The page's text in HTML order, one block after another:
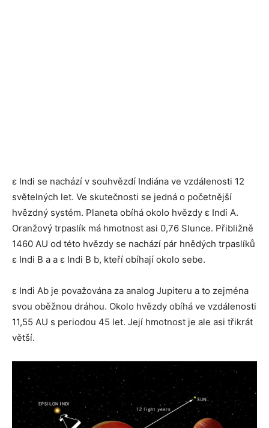
ε Indi se nachází v souhvězdí Indiána ve vzdálenosti 12
světelných let. Ve skutečnosti se jedná o početnější
hvězdný systém. Planeta obíhá okolo hvězdy ε Indi A.
Oranžový trpaslík má hmotnost asi 0,76 Slunce. Přibližně
1460 AU od této hvězdy se nachází pár hnědých trpaslíků
ε Indi B a a ε Indi B b, kteří obíhají okolo sebe.
ε Indi Ab je považována za analog Jupiteru a to zejména
svou oběžnou dráhou. Okolo hvězdy obíhá ve vzdálenosti
11,55 AU s periodou 45 let. Její hmotnost je ale asi třikrát
větší.